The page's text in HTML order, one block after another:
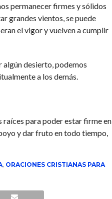
permanecer firmes y sólidos
grandes vientos, se puede
el vigor y vuelven a cumplir
desierto, podemos
a los demás.
raíces para poder estar firme en
y dar fruto en todo tiempo,
, ORACIONES CRISTIANAS PARA